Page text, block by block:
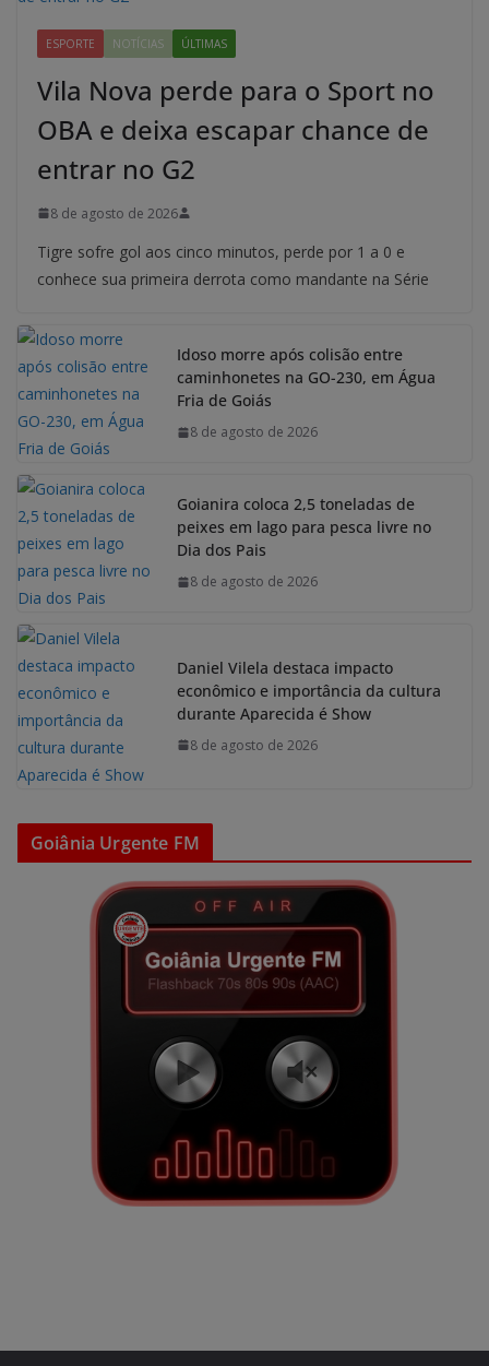
ESPORTE NOTÍCIAS ÚLTIMAS
Vila Nova perde para o Sport no
OBA e deixa escapar chance de
entrar no G2
8 de agosto de 2026
Tigre sofre gol aos cinco minutos, perde por 1 a 0 e
conhece sua primeira derrota como mandante na Série
Idoso morre após colisão entre
caminhonetes na GO-230, em Água
Fria de Goiás
8 de agosto de 2026
Goianira coloca 2,5 toneladas de
peixes em lago para pesca livre no
Dia dos Pais
8 de agosto de 2026
Daniel Vilela destaca impacto
econômico e importância da cultura
durante Aparecida é Show
8 de agosto de 2026
Goiânia Urgente FM